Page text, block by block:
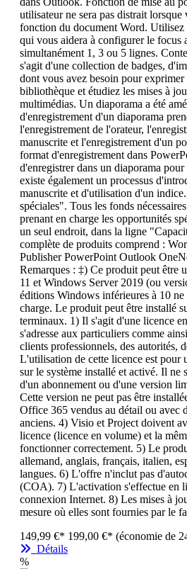
utilisateur ne sera pas distrait lorsque
fonction du document Word.
qui vous aidera à configurer le focus
simultanément 1, 3 ou 5 lignes.
s'agit d'une collection de badges,
dont vous avez besoin pour
bibliothèque et étudiez les mises à
multimédias. Un diaporama a été
d'enregistrement d'un diaporama
l'enregistrement de l'orateur,
manuscrite et l'enregistrement d'un
format d'enregistrement dans
d'enregistrer dans un diaporama
existe également un processus
manuscrite et d'utilisation d'un
spéciales". Tous les fonds
prenant en charge les opportunités
un seul endroit, dans la ligne
complète de produits comprend :
Publisher PowerPoint Outlook
Remarques : ‡) Ce produit peut être
11 et Windows Server 2019 (ou
éditions Windows inférieures à 10 ne
charge. Le produit peut être installé
terminaux. 1) Il s'agit d'une licence
s'adresse aux particuliers comme
clients professionnels, des autorités,
L'utilisation de cette licence est pour
sur le système installé et activé. Il ne
d'un abonnement ou d'une version
Cette version ne peut pas être
Office 365 vendus au détail ou avec
anciens. 4) Visio et Project doivent
licence (licence en volume) et la
fonctionner correctement. 5) Le
allemand, anglais, français, italien,
langues. 6) L'offre n'inclut pas
(COA). 7) L'activation s'effectue en
connexion Internet. 8) Les mises à
mesure où elles sont fournies par le
149,99 €* 199,00 €* (économie de
Détails
%